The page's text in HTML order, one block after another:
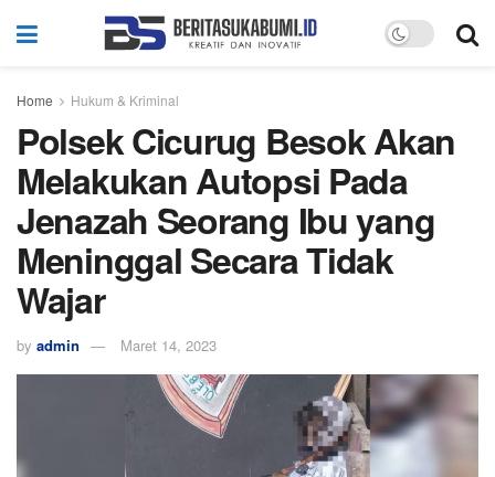
Home Hukum & Kriminal
Polsek Cicurug Besok Akan
Melakukan Autopsi Pada
Jenazah Seorang Ibu yang
Meninggal Secara Tidak
Wajar
by admin Maret 14, 2023